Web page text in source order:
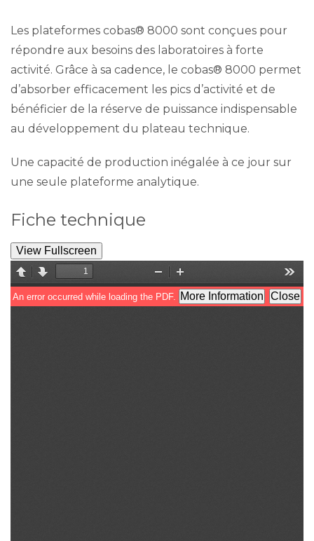
Les plateformes cobas® 8000 sont conçues pour
répondre aux besoins des laboratoires à forte
activité. Grâce à sa cadence, le cobas® 8000 permet
d’absorber efficacement les pics d’activité et de
bénéficier de la réserve de puissance indispensable
au développement du plateau technique.
Une capacité de production inégalée à ce jour sur
une seule plateforme analytique.
Fiche technique
View Fullscreen